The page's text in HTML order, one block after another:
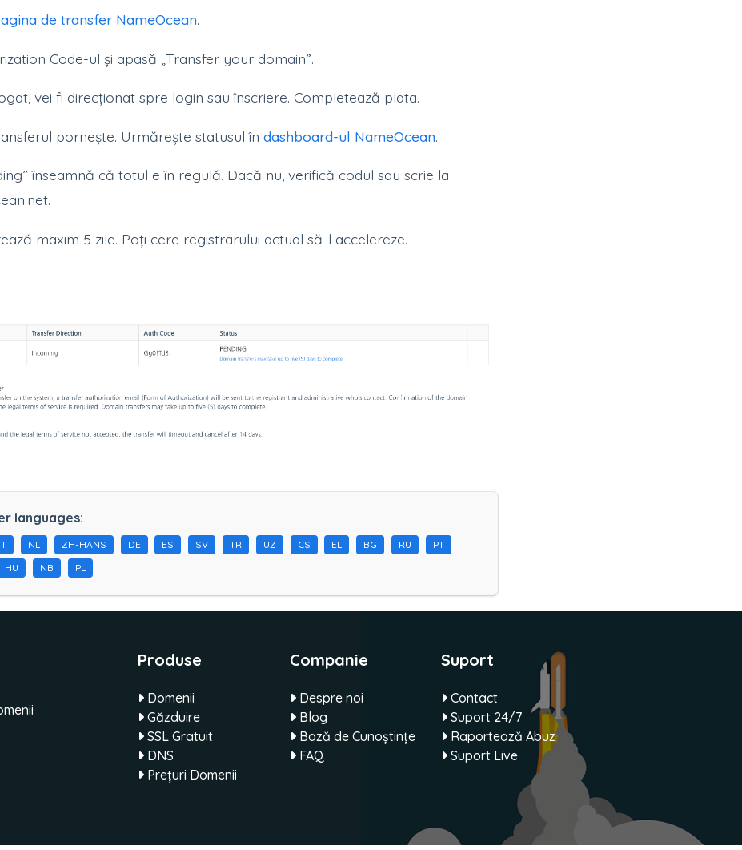
de transfer NameOcean.
Code-ul și apasă „Transfer your domain”.
vei fi direcționat spre login sau înscriere. Completează plata.
pornește. Urmărește statusul îndashboard-ul NameOcean.
înseamnă că totul e în regulă. Dacă nu, verifică codul sau scrie la
maxim 5 zile. Poți cere registrarului actual să-l accelereze.
languages:
IT NL ZH-HANS DE ES SV TR UZ CS EL BG RU
PT
HU NB PL
Produse
Domenii
Găzduire
SSL Gratuit
DNS
Prețuri Domenii
Companie
Despre noi
Blog
Bază de Cunoștințe
FAQ
Suport
Contact
Suport 24/7
Raportează Abuz
Suport Live